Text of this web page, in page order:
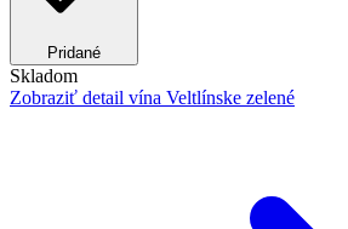
Pridané
Skladom
Zobraziť detail vína Veltlínske zelené